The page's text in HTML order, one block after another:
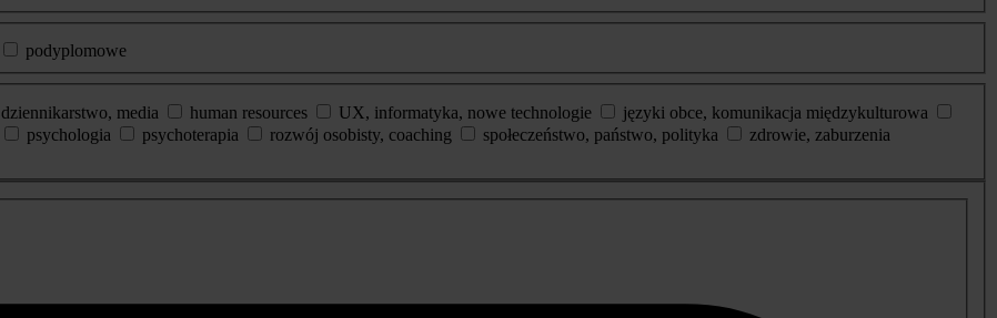
podyplomowe
dziennikarstwo, media human resources UX, informatyka, nowe technologie
języki obce, komunikacja międzykulturowa
psychologia psychoterapia rozwój osobisty, coaching społeczeństwo, państwo, polityka
zdrowie, zaburzenia